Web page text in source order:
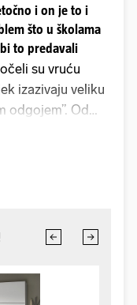
i on je to i
što u školama
to predavali
su vruću
izazivaju veliku
odgojem”. Od
dok je
problem
nastavnika koji